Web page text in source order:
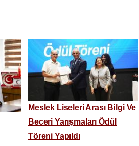
Meslek Liseleri Arası Bilgi Ve
Beceri Yarışmaları Ödül
Töreni Yapıldı